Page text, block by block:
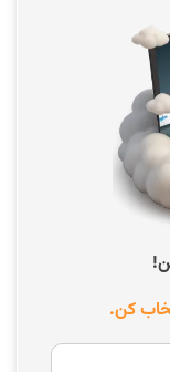
کن.